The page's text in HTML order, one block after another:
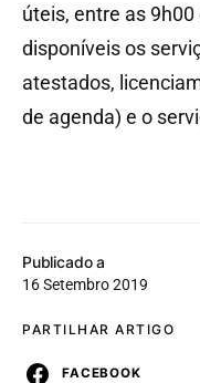
Publicado a
16 Setembro 2019
PARTILHAR ARTIGO
FACEBOOK
úteis, entre as
disponíveis os
atestados,
de agenda) e o